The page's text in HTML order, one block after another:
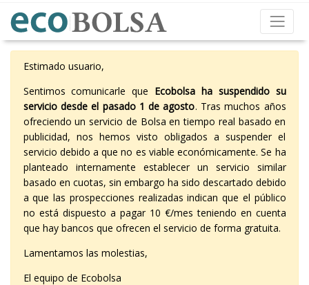
Estimado usuario,
Sentimos comunicarle que Ecobolsa ha suspendido su
servicio desde el pasado 1 de agosto. Tras muchos años
ofreciendo un servicio de Bolsa en tiempo real basado en
publicidad, nos hemos visto obligados a suspender el
servicio debido a que no es viable económicamente. Se ha
planteado internamente establecer un servicio similar
basado en cuotas, sin embargo ha sido descartado debido
a que las prospecciones realizadas indican que el público
no está dispuesto a pagar 10 €/mes teniendo en cuenta
que hay bancos que ofrecen el servicio de forma gratuita.
Lamentamos las molestias,
El equipo de Ecobolsa